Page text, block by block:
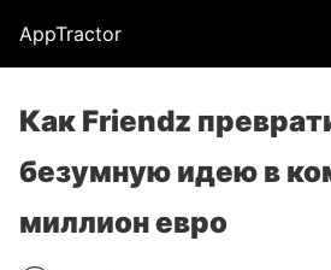
AppTractor
Как Friendz
безумную идею в
миллион евро